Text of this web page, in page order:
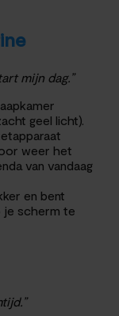
mijn dag.”
geel licht).
weer het
van vandaag
en bent
je scherm te